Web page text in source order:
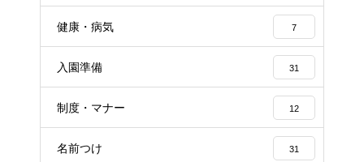
健康・病気 7
入園準備 31
制度・マナー 12
名前つけ 31